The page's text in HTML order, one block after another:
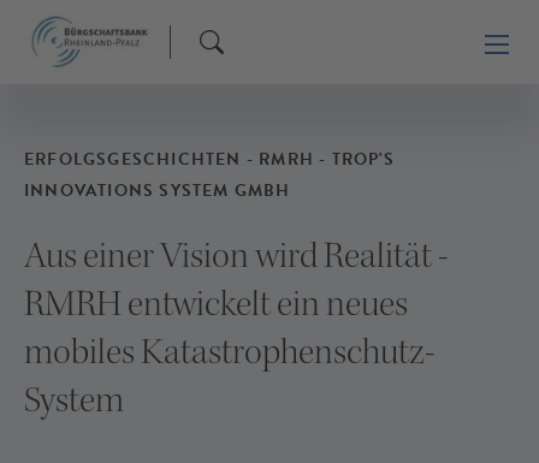
ERFOLGSGESCHICHTEN - RMRH - TROP'S
INNOVATIONS SYSTEM GMBH
Aus einer Vision wird Realität -
RMRH entwickelt ein neues
mobiles Katastrophenschutz-
System